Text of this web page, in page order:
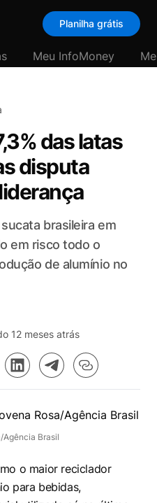
Planilha grátis
Meu InfoMoney
das latas
disputa
brasileira em
em risco todo o
de alumínio no
12 meses atrás
Agência Brasil
o maior reciclador
para bebidas,